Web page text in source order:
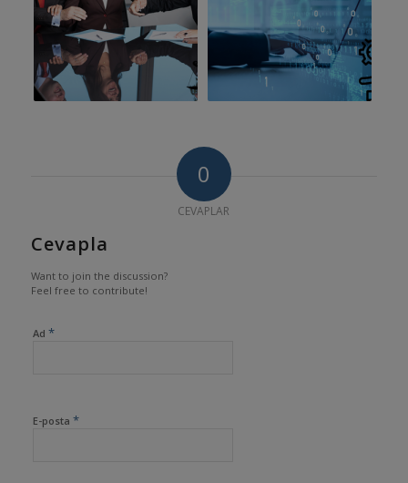
0
CEVAPLAR
Cevapla
Want to join the discussion?
Feel free to contribute!
Ad *
E-posta *